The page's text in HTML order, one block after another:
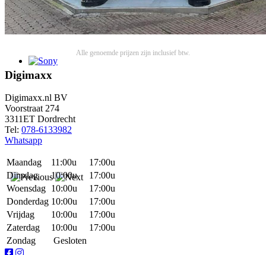
Alle genoemde prijzen zijn inclusief btw.
Digimaxx
Digimaxx.nl BV
Voorstraat 274
3311ET Dordrecht
Tel: 078-6133982
Whatsapp
Maandag 11:00u
17:00u
Dinsdag
10:00u
17:00u
Woensdag 10:00u
17:00u
Donderdag 10:00u
17:00u
Vrijdag
10:00u
17:00u
Zaterdag
10:00u
17:00u
Zondag
Gesloten